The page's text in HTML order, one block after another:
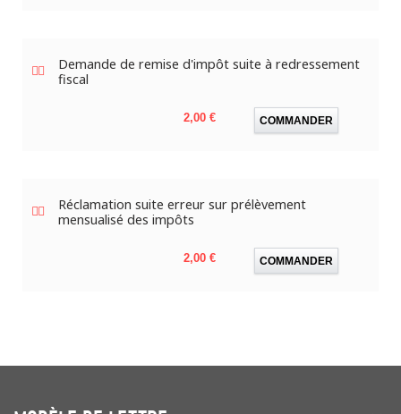
Demande de remise d'impôt suite à redressement
fiscal
Prix
2,00 € COMMANDER
Réclamation suite erreur sur prélèvement
mensualisé des impôts
Prix
2,00 € COMMANDER